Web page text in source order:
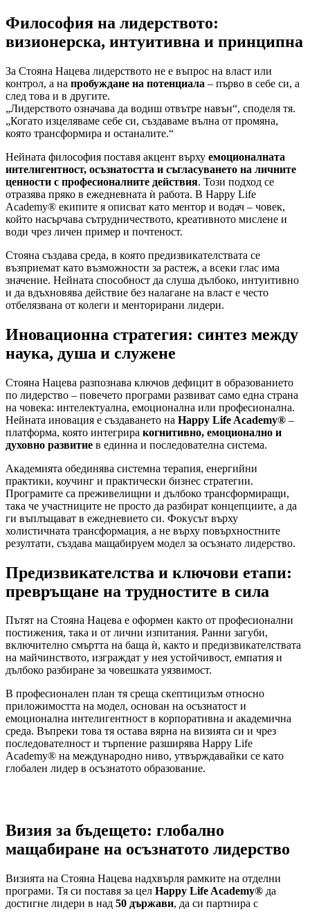
Философия на лидерството:
визионерска, интуитивна и принципна
За Стояна Нацева лидерството не е въпрос на власт или
контрол, а на пробуждане на потенциала – първо в себе си, а
след това и в другите.
„Лидерството означава да водиш отвътре навън“, споделя тя.
„Когато изцеляваме себе си, създаваме вълна от промяна,
която трансформира и останалите.“
Нейната философия поставя акцент върху емоционалната
интелигентност, осъзнатостта и съгласуването на личните
ценности с професионалните действия. Този подход се
отразява пряко в ежедневната ѝ работа. В Happy Life
Academy® екипите я описват като ментор и водач – човек,
който насърчава сътрудничеството, креативното мислене и
води чрез личен пример и почтеност.
Стояна създава среда, в която предизвикателствата се
възприемат като възможности за растеж, а всеки глас има
значение. Нейната способност да слуша дълбоко, интуитивно
и да вдъхновява действие без налагане на власт е често
отбелязвана от колеги и менторирани лидери.
Иновационна стратегия: синтез между
наука, душа и служене
Стояна Нацева разпознава ключов дефицит в образованието
по лидерство – повечето програми развиват само една страна
на човека: интелектуална, емоционална или професионална.
Нейната иновация е създаването на Happy Life Academy® –
платформа, която интегрира когнитивно, емоционално и
духовно развитие в единна и последователна система.
Академията обединява системна терапия, енергийни
практики, коучинг и практически бизнес стратегии.
Програмите са преживелищни и дълбоко трансформиращи,
така че участниците не просто да разбират концепциите, а да
ги въплъщават в ежедневието си. Фокусът върху
холистичната трансформация, а не върху повърхностните
резултати, създава мащабируем модел за осъзнато лидерство.
Предизвикателства и ключови етапи:
превръщане на трудностите в сила
Пътят на Стояна Нацева е оформен както от професионални
постижения, така и от лични изпитания. Ранни загуби,
включително смъртта на баща ѝ, както и предизвикателствата
на майчинството, изграждат у нея устойчивост, емпатия и
дълбоко разбиране за човешката уязвимост.
В професионален план тя среща скептицизъм относно
приложимостта на модел, основан на осъзнатост и
емоционална интелигентност в корпоративна и академична
среда. Въпреки това тя остава вярна на визията си и чрез
последователност и търпение разширява Happy Life
Academy® на международно ниво, утвърждавайки се като
глобален лидер в осъзнатото образование.
Визия за бъдещето: глобално
мащабиране на осъзнатото лидерство
Визията на Стояна Нацева надхвърля рамките на отделни
програми. Тя си поставя за цел Happy Life Academy® да
достигне лидери в над 50 държави, да си партнира с